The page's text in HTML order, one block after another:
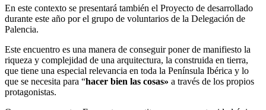
En este contexto se presentará también el Proyecto de desarrollado
durante este año por el grupo de voluntarios de la Delegación de
Palencia.
Este encuentro es una manera de conseguir poner de manifiesto la
riqueza y complejidad de una arquitectura, la construida en tierra,
que tiene una especial relevancia en toda la Península Ibérica y lo
que se necesita para “hacer bien las cosas» a través de los propios
protagonistas.